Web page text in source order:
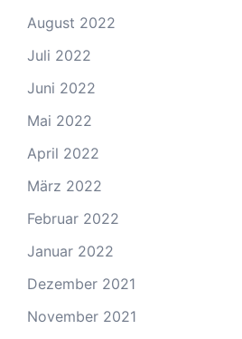
August 2022
Juli 2022
Juni 2022
Mai 2022
April 2022
März 2022
Februar 2022
Januar 2022
Dezember 2021
November 2021